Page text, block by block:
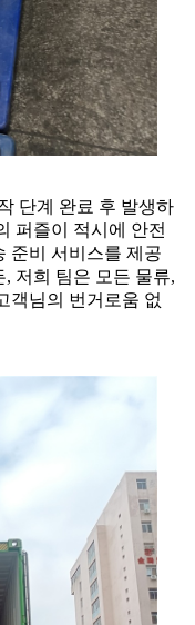
단계 완료 후 발생하
퍼즐이 적시에 안전
준비 서비스를 제공
저희 팀은 모든 물류,
객님의 번거로움 없